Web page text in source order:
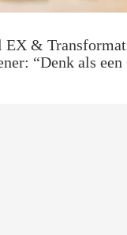
EX &
“Denk als een